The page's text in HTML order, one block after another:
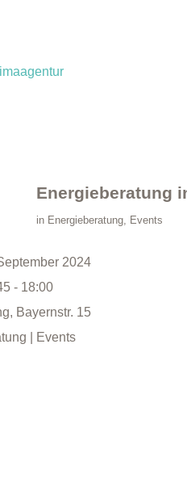
Energieberatung
in Energieberatung, Events
2024
- 18:00
Bayernstr. 15
| Events